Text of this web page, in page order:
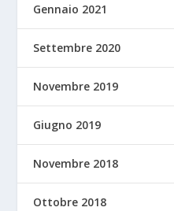
Gennaio 2021
Settembre 2020
Novembre 2019
Giugno 2019
Novembre 2018
Ottobre 2018